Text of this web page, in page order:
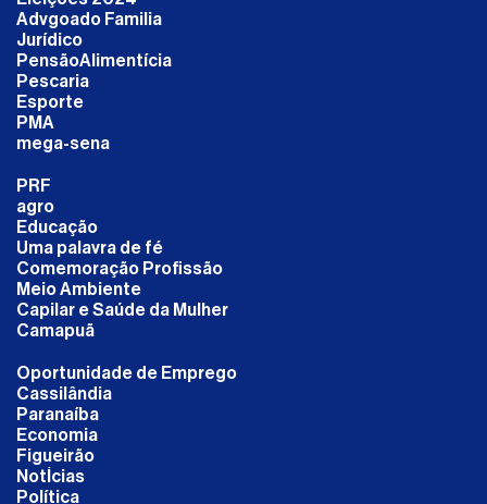
Advgoado Familia
Jurídico
PensãoAlimentícia
Pescaria
Esporte
PMA
mega-sena
PRF
agro
Educação
Uma palavra de fé
Comemoração Profissão
Meio Ambiente
Capilar e Saúde da Mulher
Camapuã
Oportunidade de Emprego
Cassilândia
Paranaíba
Economia
Figueirão
NotÍcias
Política